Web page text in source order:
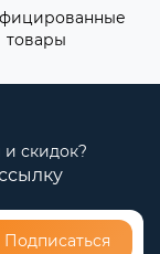
товары
и скидок?
Подписаться